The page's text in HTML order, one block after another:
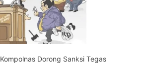
Kompolnas Dorong Sanksi Tegas